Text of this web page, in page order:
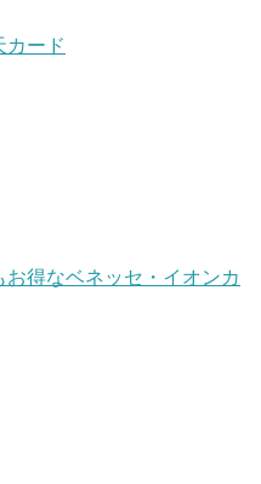
カード
得なベネッセ・イオンカ